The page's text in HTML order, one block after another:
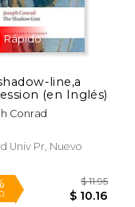
line,a
(en Inglés)
Conrad
Univ Pr, Nuevo